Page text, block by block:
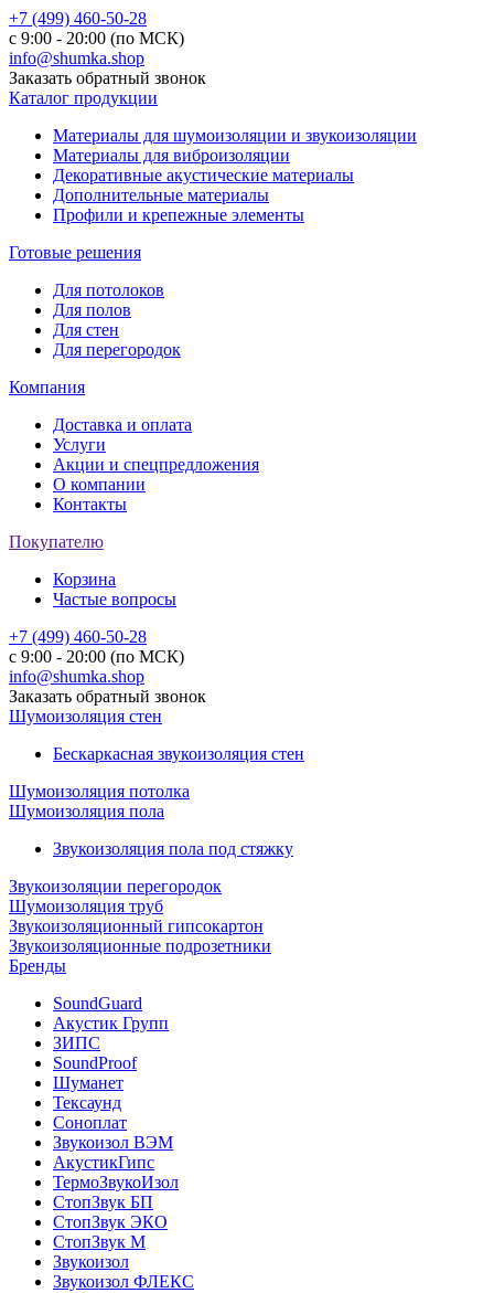
+7 (499) 460-50-28
с 9:00 - 20:00 (по МСК)
info@shumka.shop
Заказать обратный звонок
Каталог продукции
Материалы для шумоизоляции и звукоизоляции
Материалы для виброизоляции
Декоративные акустические материалы
Дополнительные материалы
Профили и крепежные элементы
Готовые решения
Для потолоков
Для полов
Для стен
Для перегородок
Компания
Доставка и оплата
Услуги
Акции и спецпредложения
О компании
Контакты
Покупателю
Корзина
Частые вопросы
+7 (499) 460-50-28
с 9:00 - 20:00 (по МСК)
info@shumka.shop
Заказать обратный звонок
Шумоизоляция стен
Бескаркасная звукоизоляция стен
Шумоизоляция потолка
Шумоизоляция пола
Звукоизоляция пола под стяжку
Звукоизоляции перегородок
Шумоизоляция труб
Звукоизоляционный гипсокартон
Звукоизоляционные подрозетники
Бренды
SoundGuard
Акустик Групп
ЗИПС
SoundProof
Шуманет
Тексаунд
Соноплат
Звукоизол ВЭМ
АкустикГипс
ТермоЗвукоИзол
СтопЗвук БП
СтопЗвук ЭКО
СтопЗвук М
Звукоизол
Звукоизол ФЛЕКС